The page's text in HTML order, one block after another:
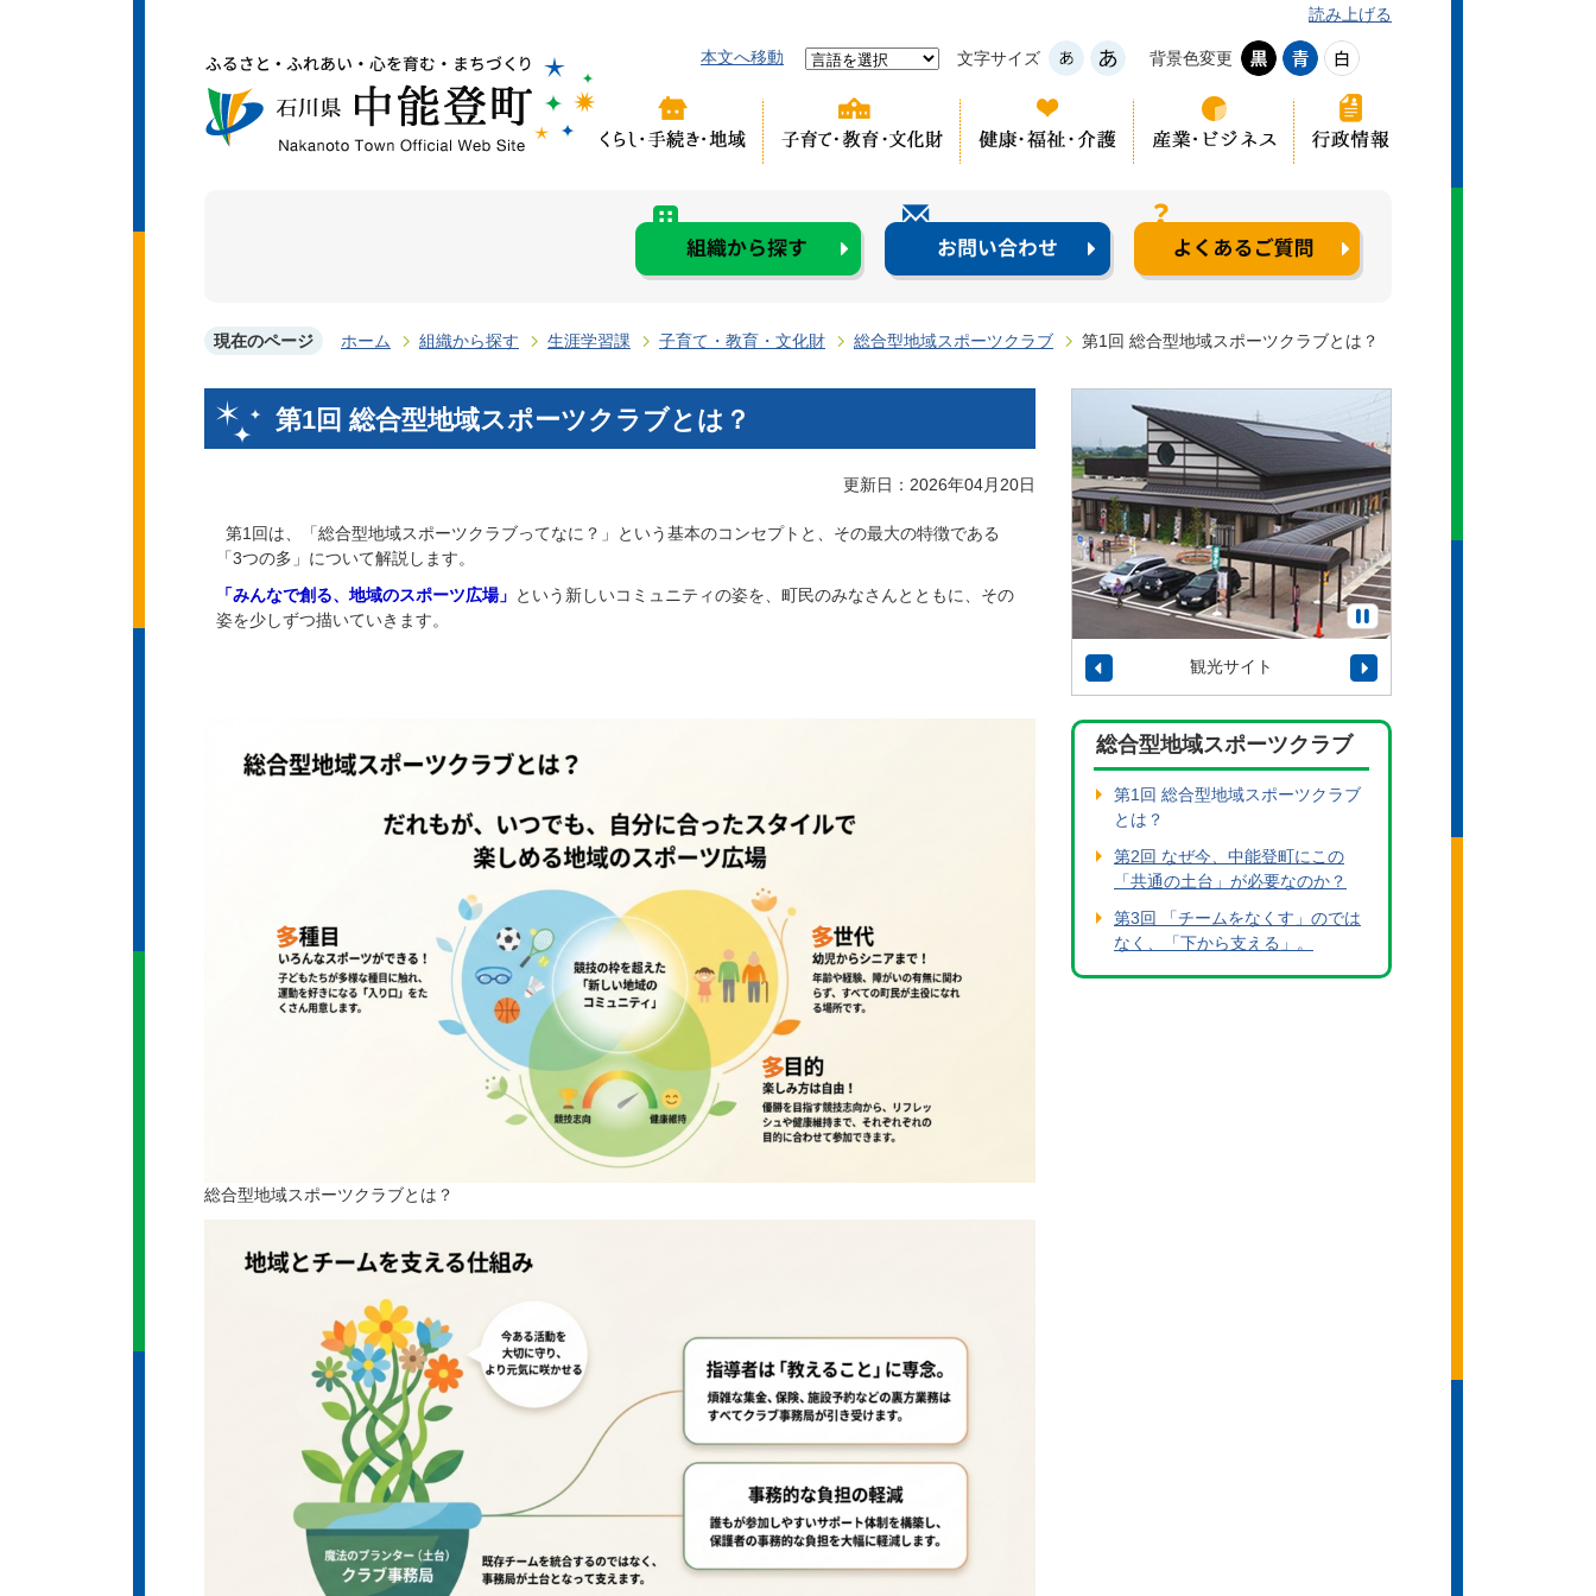
本文へ移動 文字サイズ 背景色変更
読み上げる
現在のページ ホーム 組織から探す 生涯学習課 子育て・教育・文化財 総合型地域スポーツクラブ 第1回 総合型地域スポーツクラブとは？
第1回 総合型地域スポーツクラブとは？
更新日：2026年04月20日
第1回は、「総合型地域スポーツクラブってなに？」という基本のコンセプトと、その最大の特徴である
「3つの多」について解説します。
「みんなで創る、地域のスポーツ広場」 という新しいコミュニティの姿を、町民のみなさんとともに、その
姿を少しずつ描いていきます。
総合型地域スポーツクラブとは？
観光サイト
総合型地域スポーツクラブ
第1回 総合型地域スポーツクラブ
とは？
第2回 なぜ今、中能登町にこの
「共通の土台」が必要なのか？
第3回 「チームをなくす」のでは
なく、「下から支える」。